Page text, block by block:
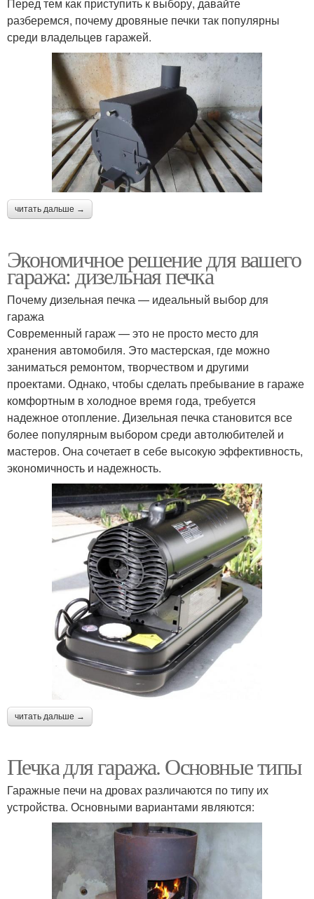
разберемся, почему дровяные печки так популярны
среди владельцев гаражей.
читать дальше →
Экономичное решение для вашего
гаража: дизельная печка
Почему дизельная печка — идеальный выбор для
гаража
Современный гараж — это не просто место для
хранения автомобиля. Это мастерская, где можно
заниматься ремонтом, творчеством и другими
проектами. Однако, чтобы сделать пребывание в гараже
комфортным в холодное время года, требуется
надежное отопление. Дизельная печка становится все
более популярным выбором среди автолюбителей и
мастеров. Она сочетает в себе высокую эффективность,
экономичность и надежность.
читать дальше →
Печка для гаража. Основные типы
Гаражные печи на дровах различаются по типу их
устройства. Основными вариантами являются: